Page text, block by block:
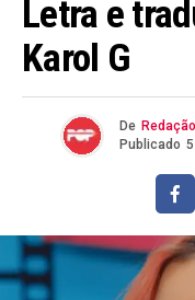
Letra e
Karol G
De
Publicado